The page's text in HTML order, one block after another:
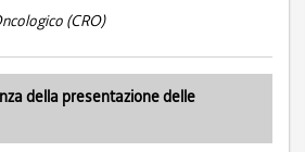
(CRO)
della presentazione delle